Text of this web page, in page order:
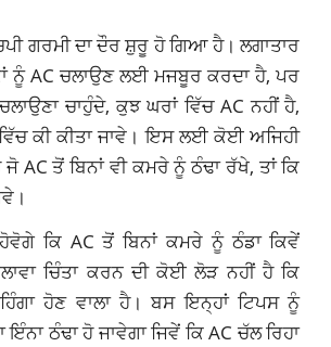
ਗਰਮੀ ਦਾ ਦੌਰ ਸ਼ੁਰੂ ਹੋ ਗਿਆ ਹੈ। ਲਗਾਤਾਰ
ਨੂੰ AC ਚਲਾਉਣ ਲਈ ਮਜਬੂਰ ਕਰਦਾ ਹੈ, ਪਰ
ਚਾਹੁੰਦੇ, ਕੁਝ ਘਰਾਂ ਵਿੱਚ AC ਨਹੀਂ ਹੈ,
ਵਿੱਚ ਕੀ ਕੀਤਾ ਜਾਵੇ। ਇਸ ਲਈ ਕੋਈ ਅਜਿਹੀ
ਜੋ AC ਤੋਂ ਬਿਨਾਂ ਵੀ ਕਮਰੇ ਨੂੰ ਠੰਢਾ ਰੱਖੇ, ਤਾਂ ਕਿ
ਕਿ AC ਤੋਂ ਬਿਨਾਂ ਕਮਰੇ ਨੂੰ ਠੰਡਾ ਕਿਵੇਂ
ਚਿੰਤਾ ਕਰਨ ਦੀ ਕੋਈ ਲੋੜ ਨਹੀਂ ਹੈ ਕਿ
ਹੋਣ ਵਾਲਾ ਹੈ। ਬਸ ਇਨ੍ਹਾਂ ਟਿਪਸ ਨੂੰ
ਠੰਢਾ ਹੋ ਜਾਵੇਗਾ ਜਿਵੇਂ ਕਿ AC ਚੱਲ ਰਿਹਾ